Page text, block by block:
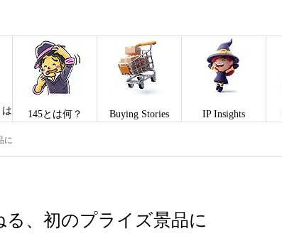
は 145とは何？ Buying Stories IP Insights
に
、初のプライズ景品に